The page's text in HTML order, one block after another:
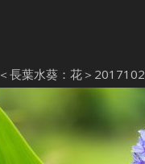
＜長葉水葵：花＞